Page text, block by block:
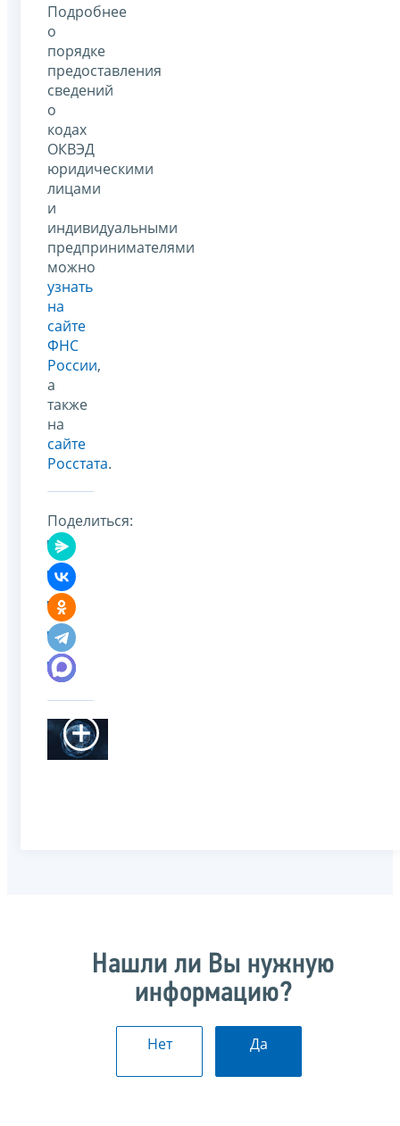
Подробнее
о
порядке
предоставления
сведений
о
кодах
ОКВЭД
юридическими
лицами
и
индивидуальными
предпринимателями
можно
узнать
на
сайте
ФНС
России,
а
также
на
сайте
Росстата.
Поделиться:
Нашли ли Вы нужную
информацию?
Нет Да